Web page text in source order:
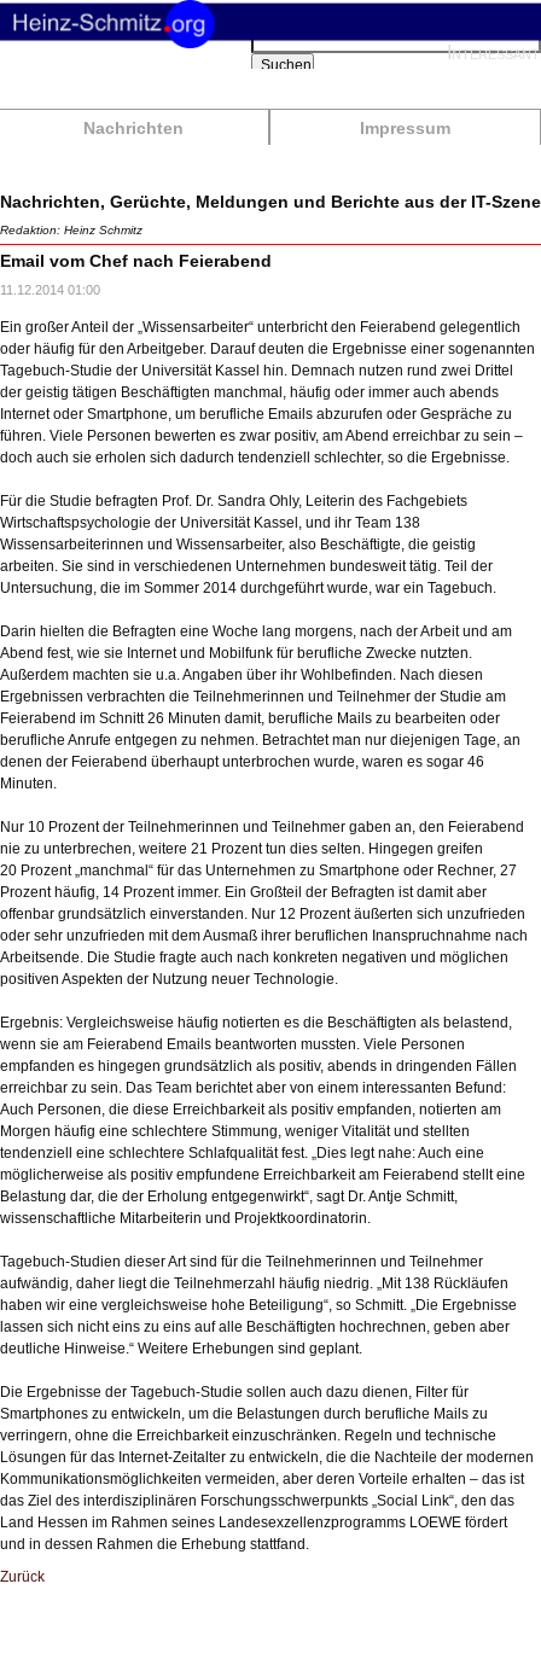
Nachrichten Impressum
Suchbegriffe
Suchen
Nachrichten, Gerüchte, Meldungen und Berichte aus der IT-Szene
Redaktion: Heinz Schmitz
Email vom Chef nach Feierabend
11.12.2014 01:00
Ein großer Anteil der „Wissensarbeiter“ unterbricht den Feierabend gelegentlich
oder häufig für den Arbeitgeber. Darauf deuten die Ergebnisse einer sogenannten
Tagebuch-Studie der Universität Kassel hin. Demnach nutzen rund zwei Drittel
der geistig tätigen Beschäftigten manchmal, häufig oder immer auch abends
Internet oder Smartphone, um berufliche Emails abzurufen oder Gespräche zu
führen. Viele Personen bewerten es zwar positiv, am Abend erreichbar zu sein –
doch auch sie erholen sich dadurch tendenziell schlechter, so die Ergebnisse.
Für die Studie befragten Prof. Dr. Sandra Ohly, Leiterin des Fachgebiets
Wirtschaftspsychologie der Universität Kassel, und ihr Team 138
Wissensarbeiterinnen und Wissensarbeiter, also Beschäftigte, die geistig
arbeiten. Sie sind in verschiedenen Unternehmen bundesweit tätig. Teil der
Untersuchung, die im Sommer 2014 durchgeführt wurde, war ein Tagebuch.
Darin hielten die Befragten eine Woche lang morgens, nach der Arbeit und am
Abend fest, wie sie Internet und Mobilfunk für berufliche Zwecke nutzten.
Außerdem machten sie u.a. Angaben über ihr Wohlbefinden. Nach diesen
Ergebnissen verbrachten die Teilnehmerinnen und Teilnehmer der Studie am
Feierabend im Schnitt 26 Minuten damit, berufliche Mails zu bearbeiten oder
berufliche Anrufe entgegen zu nehmen. Betrachtet man nur diejenigen Tage, an
denen der Feierabend überhaupt unterbrochen wurde, waren es sogar 46
Minuten.
Nur 10 Prozent der Teilnehmerinnen und Teilnehmer gaben an, den Feierabend
nie zu unterbrechen, weitere 21 Prozent tun dies selten. Hingegen greifen
20 Prozent „manchmal“ für das Unternehmen zu Smartphone oder Rechner, 27
Prozent häufig, 14 Prozent immer. Ein Großteil der Befragten ist damit aber
offenbar grundsätzlich einverstanden. Nur 12 Prozent äußerten sich unzufrieden
oder sehr unzufrieden mit dem Ausmaß ihrer beruflichen Inanspruchnahme nach
Arbeitsende. Die Studie fragte auch nach konkreten negativen und möglichen
positiven Aspekten der Nutzung neuer Technologie.
Ergebnis: Vergleichsweise häufig notierten es die Beschäftigten als belastend,
wenn sie am Feierabend Emails beantworten mussten. Viele Personen
empfanden es hingegen grundsätzlich als positiv, abends in dringenden Fällen
erreichbar zu sein. Das Team berichtet aber von einem interessanten Befund:
Auch Personen, die diese Erreichbarkeit als positiv empfanden, notierten am
Morgen häufig eine schlechtere Stimmung, weniger Vitalität und stellten
tendenziell eine schlechtere Schlafqualität fest. „Dies legt nahe: Auch eine
möglicherweise als positiv empfundene Erreichbarkeit am Feierabend stellt eine
Belastung dar, die der Erholung entgegenwirkt“, sagt Dr. Antje Schmitt,
wissenschaftliche Mitarbeiterin und Projektkoordinatorin.
Tagebuch-Studien dieser Art sind für die Teilnehmerinnen und Teilnehmer
aufwändig, daher liegt die Teilnehmerzahl häufig niedrig. „Mit 138 Rückläufen
haben wir eine vergleichsweise hohe Beteiligung“, so Schmitt. „Die Ergebnisse
lassen sich nicht eins zu eins auf alle Beschäftigten hochrechnen, geben aber
deutliche Hinweise.“ Weitere Erhebungen sind geplant.
Die Ergebnisse der Tagebuch-Studie sollen auch dazu dienen, Filter für
Smartphones zu entwickeln, um die Belastungen durch berufliche Mails zu
verringern, ohne die Erreichbarkeit einzuschränken. Regeln und technische
Lösungen für das Internet-Zeitalter zu entwickeln, die die Nachteile der modernen
Kommunikationsmöglichkeiten vermeiden, aber deren Vorteile erhalten – das ist
das Ziel des interdisziplinären Forschungsschwerpunkts „Social Link“, den das
Land Hessen im Rahmen seines Landesexzellenzprogramms LOEWE fördert
und in dessen Rahmen die Erhebung stattfand.
Zurück